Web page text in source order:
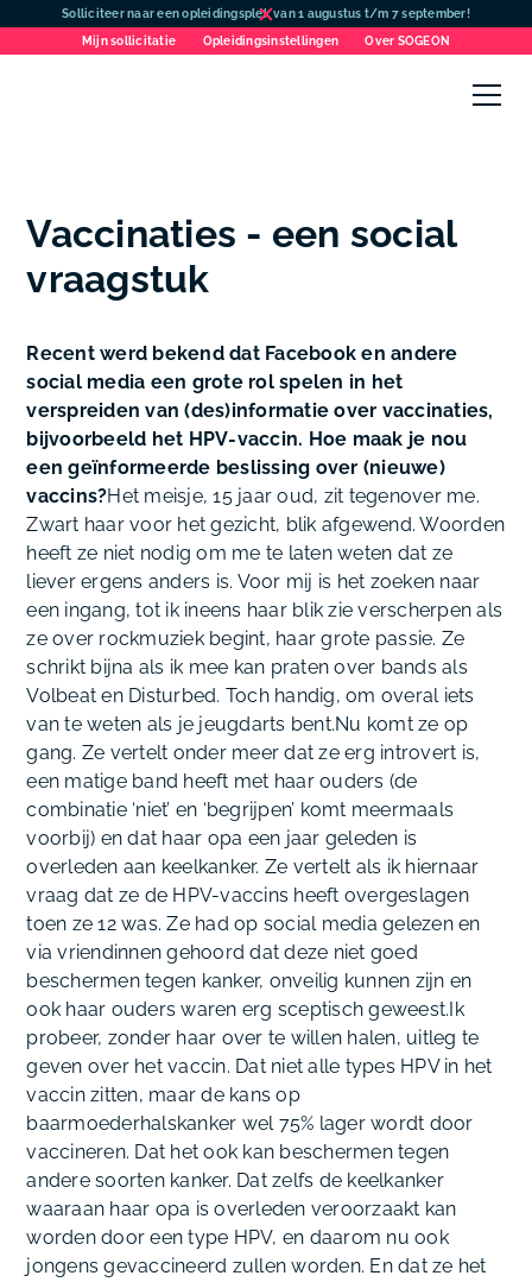
Solliciteer naar een opleidingsplek van 1 augustus t/m 7 september!
Mijn sollicitatie
Opleidingsinstellingen Over SOGEON
Vaccinaties - een social
vraagstuk
Recent werd bekend dat Facebook en andere
social media een grote rol spelen in het
verspreiden van (des)informatie over vaccinaties,
bijvoorbeeld het HPV-vaccin. Hoe maak je nou
een geïnformeerde beslissing over (nieuwe)
vaccins?Het meisje, 15 jaar oud, zit tegenover me.
Zwart haar voor het gezicht, blik afgewend. Woorden
heeft ze niet nodig om me te laten weten dat ze
liever ergens anders is. Voor mij is het zoeken naar
een ingang, tot ik ineens haar blik zie verscherpen als
ze over rockmuziek begint, haar grote passie. Ze
schrikt bijna als ik mee kan praten over bands als
Volbeat en Disturbed. Toch handig, om overal iets
van te weten als je jeugdarts bent.Nu komt ze op
gang. Ze vertelt onder meer dat ze erg introvert is,
een matige band heeft met haar ouders (de
combinatie ‘niet’ en ‘begrijpen’ komt meermaals
voorbij) en dat haar opa een jaar geleden is
overleden aan keelkanker. Ze vertelt als ik hiernaar
vraag dat ze de HPV-vaccins heeft overgeslagen
toen ze 12 was. Ze had op social media gelezen en
via vriendinnen gehoord dat deze niet goed
beschermen tegen kanker, onveilig kunnen zijn en
ook haar ouders waren erg sceptisch geweest.Ik
probeer, zonder haar over te willen halen, uitleg te
geven over het vaccin. Dat niet alle types HPV in het
vaccin zitten, maar de kans op
baarmoederhalskanker wel 75% lager wordt door
vaccineren. Dat het ook kan beschermen tegen
andere soorten kanker. Dat zelfs de keelkanker
waaraan haar opa is overleden veroorzaakt kan
worden door een type HPV, en daarom nu ook
jongens gevaccineerd zullen worden. En dat ze het